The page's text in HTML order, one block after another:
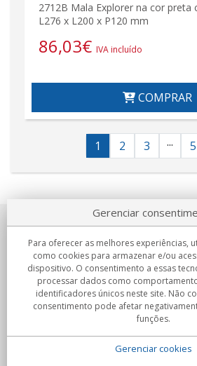
2712B Mala Explorer na cor preta
L276 x L200 x P120 mm
86,03€ IVA incluído
COMPRAR
1 2 3 ... 5
Sobre nosotros
Compromissos
Compras
Gerenciar
Para oferecer as melhores experiências,
como cookies para armazenar e/ou
dispositivo. O consentimento a essas
processar dados como
identificadores únicos neste site. Não
consentimento pode afetar
funções.
Gerenciar cookies